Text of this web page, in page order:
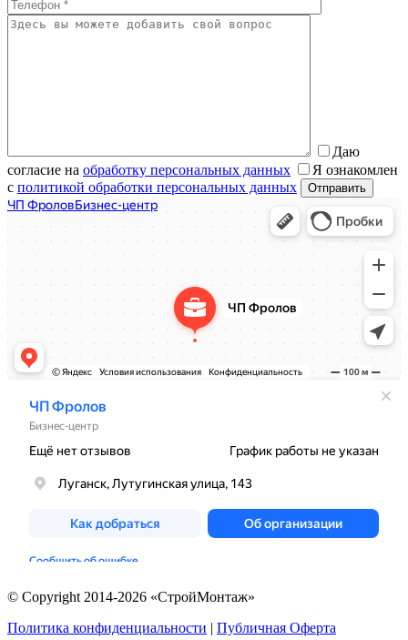
Даю
согласие на обработку персональных данных
Я ознакомлен
с политикой обработки персональных данных
© Copyright 2014-2026 «СтройМонтаж»
Политика конфиденциальности | Публичная Оферта